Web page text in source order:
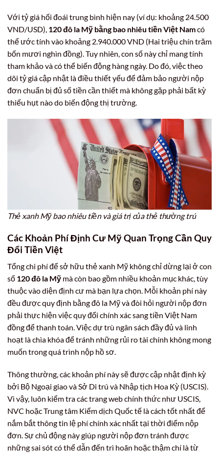
Với tỷ giá hối đoái trung bình hiện nay (ví dụ: khoảng 24.500
VND/USD), 120 đô la Mỹ bằng bao nhiêu tiền Việt Namcó
thể ước tính vào khoảng 2.940.000 VND (Hai triệu chín trăm
bốn mươi nghìn đồng). Tuy nhiên, con số này chỉ mang tính
tham khảo và có thể biến động hàng ngày. Do đó, việc theo
dõi tỷ giá cập nhật là điều thiết yếu để đảm bảo người nộp
đơn chuẩn bị đủ số tiền cần thiết mà không gặp phải bất kỳ
thiếu hụt nào do biến động thị trường.
Thẻ xanh Mỹ bao nhiêu tiền và giá trị của thẻ thường trú
Các Khoản Phí Định Cư Mỹ Quan Trọng Cần Quy
Đổi Tiền Việt
Tổng chi phí để sở hữu thẻ xanh Mỹ không chỉ dừng lại ở con
số 120 đô la Mỹ mà còn bao gồm nhiều khoản mục khác, tùy
thuộc vào diện định cư mà bạn lựa chọn. Mỗi khoản phí này
đều được quy định bằng đô la Mỹ và đòi hỏi người nộp đơn
phải thực hiện việc quy đổi chính xác sang tiền Việt Nam
đồng để thanh toán. Việc dự trù ngân sách đầy đủ và linh
hoạt là chìa khóa để tránh những rủi ro tài chính không mong
muốn trong quá trình nộp hồ sơ.
Thông thường, các khoản phí này sẽ được cập nhật định kỳ
bởi Bộ Ngoại giao và Sở Di trú và Nhập tịch Hoa Kỳ (USCIS).
Vì vậy, luôn kiểm tra các trang web chính thức như USCIS,
NVC hoặc Trung tâm Kiểm dịch Quốc tế là cách tốt nhất để
nắm bắt thông tin lệ phí chính xác nhất tại thời điểm nộp
đơn. Sự chủ động này giúp người nộp đơn tránh được
những sai sót có thể dẫn đến trì hoãn hoặc thậm chí là từ